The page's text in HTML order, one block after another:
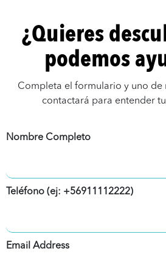
¿Quieres
podemos
Completa el formulario y uno de
contactará para entender
Nombre Completo
Teléfono (ej: +56911112222)
Email Address